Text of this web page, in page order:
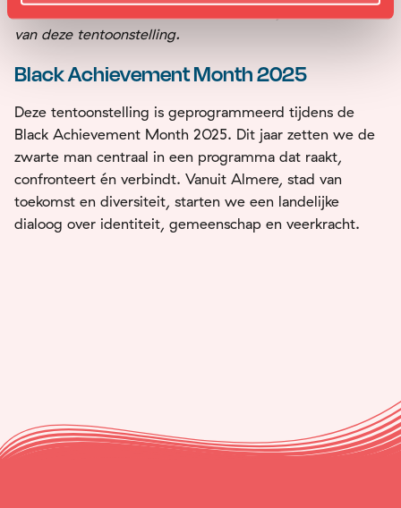
van deze tentoonstelling.
Black Achievement Month 2025
Deze tentoonstelling is geprogrammeerd tijdens de
Black Achievement Month 2025. Dit jaar zetten we de
zwarte man centraal in een programma dat raakt,
confronteert én verbindt. Vanuit Almere, stad van
toekomst en diversiteit, starten we een landelijke
dialoog over identiteit, gemeenschap en veerkracht.